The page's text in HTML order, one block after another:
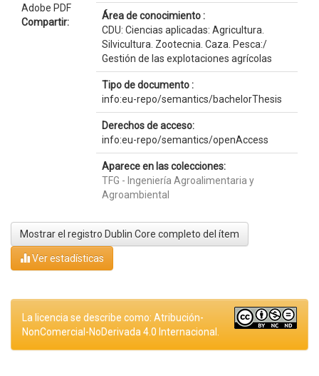
Adobe PDF
Compartir:
Área de conocimiento :
CDU: Ciencias aplicadas: Agricultura.
Silvicultura. Zootecnia. Caza. Pesca:/
Gestión de las explotaciones agrícolas
Tipo de documento :
info:eu-repo/semantics/bachelorThesis
Derechos de acceso:
info:eu-repo/semantics/openAccess
Aparece en las colecciones:
TFG - Ingeniería Agroalimentaria y
Agroambiental
Mostrar el registro Dublin Core completo del ítem
Ver estadísticas
La licencia se describe como: Atribución-
NonComercial-NoDerivada 4.0 Internacional.